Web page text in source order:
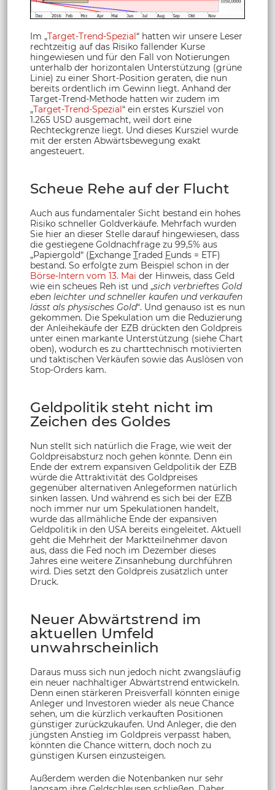
Im „Target-Trend-Spezial“ hatten wir unsere Leser
rechtzeitig auf das Risiko fallender Kurse
hingewiesen und für den Fall von Notierungen
unterhalb der horizontalen Unterstützung (grüne
Linie) zu einer Short-Position geraten, die nun
bereits ordentlich im Gewinn liegt. Anhand der
Target-Trend-Methode hatten wir zudem im
„Target-Trend-Spezial“ ein erstes Kursziel von
1.265 USD ausgemacht, weil dort eine
Rechteckgrenze liegt. Und dieses Kursziel wurde
mit der ersten Abwärtsbewegung exakt
angesteuert.
Scheue Rehe auf der Flucht
Auch aus fundamentaler Sicht bestand ein hohes
Risiko schneller Goldverkäufe. Mehrfach wurden
Sie hier an dieser Stelle darauf hingewiesen, dass
die gestiegene Goldnachfrage zu 99,5% aus
„Papiergold“ (Exchange Traded Funds = ETF)
bestand. So erfolgte zum Beispiel schon in der
Börse-Intern vom 13. Mai der Hinweis, dass Geld
wie ein scheues Reh ist und „sich verbrieftes Gold
eben leichter und schneller kaufen und verkaufen
lässt als physisches Gold“. Und genauso ist es nun
gekommen. Die Spekulation um die Reduzierung
der Anleihekäufe der EZB drückten den Goldpreis
unter einen markante Unterstützung (siehe Chart
oben), wodurch es zu charttechnisch motivierten
und taktischen Verkäufen sowie das Auslösen von
Stop-Orders kam.
Geldpolitik steht nicht im
Zeichen des Goldes
Nun stellt sich natürlich die Frage, wie weit der
Goldpreisabsturz noch gehen könnte. Denn ein
Ende der extrem expansiven Geldpolitik der EZB
würde die Attraktivität des Goldpreises
gegenüber alternativen Anlegeformen natürlich
sinken lassen. Und während es sich bei der EZB
noch immer nur um Spekulationen handelt,
wurde das allmähliche Ende der expansiven
Geldpolitik in den USA bereits eingeleitet. Aktuell
geht die Mehrheit der Marktteilnehmer davon
aus, dass die Fed noch im Dezember dieses
Jahres eine weitere Zinsanhebung durchführen
wird. Dies setzt den Goldpreis zusätzlich unter
Druck.
Neuer Abwärtstrend im
aktuellen Umfeld
unwahrscheinlich
Daraus muss sich nun jedoch nicht zwangsläufig
ein neuer nachhaltiger Abwärtstrend entwickeln.
Denn einen stärkeren Preisverfall könnten einige
Anleger und Investoren wieder als neue Chance
sehen, um die kürzlich verkauften Positionen
günstiger zurückzukaufen. Und Anleger, die den
jüngsten Anstieg im Goldpreis verpasst haben,
könnten die Chance wittern, doch noch zu
günstigen Kursen einzusteigen.
Außerdem werden die Notenbanken nur sehr